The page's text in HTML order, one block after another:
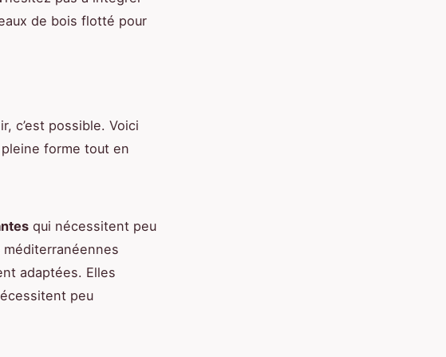
de bois flotté pour
c’est possible. Voici
forme tout en
qui nécessitent peu
méditerranéennes
adaptées. Elles
peu